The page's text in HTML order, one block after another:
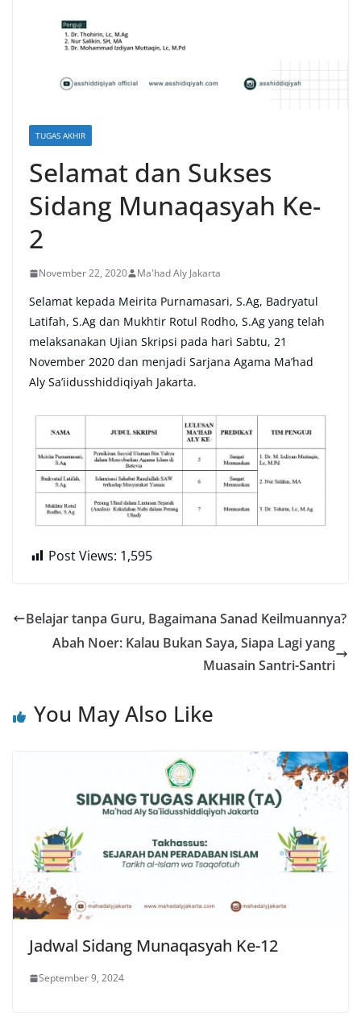
TUGAS AKHIR
Selamat dan Sukses
Sidang Munaqasyah Ke-
2
November 22, 2020 Ma'had Aly Jakarta
Selamat kepada Meirita Purnamasari, S.Ag, Badryatul
Latifah, S.Ag dan Mukhtir Rotul Rodho, S.Ag yang telah
melaksanakan Ujian Skripsi pada hari Sabtu, 21
November 2020 dan menjadi Sarjana Agama Ma’had
Aly Sa’iidusshiddiqiyah Jakarta.
Post Views: 1,595
Belajar tanpa Guru, Bagaimana Sanad Keilmuannya?
Abah Noer: Kalau Bukan Saya, Siapa Lagi yang
Muasain Santri-Santri
You May Also Like
Jadwal Sidang Munaqasyah Ke-12
September 9, 2024